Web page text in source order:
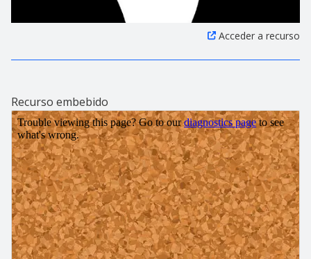
Acceder a recurso
Recurso embebido